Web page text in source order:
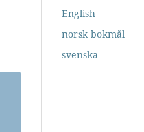
English
norsk bokmål
svenska